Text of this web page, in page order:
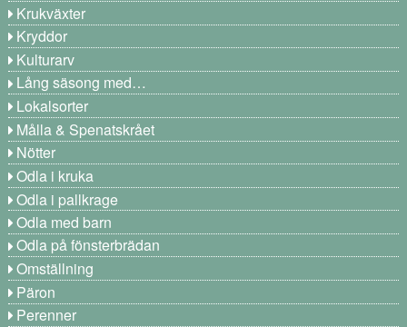
Krukväxter
Kryddor
Kulturarv
Lång säsong med…
Lokalsorter
Målla & Spenatskrået
Nötter
Odla i kruka
Odla i pallkrage
Odla med barn
Odla på fönsterbrädan
Omställning
Päron
Perenner